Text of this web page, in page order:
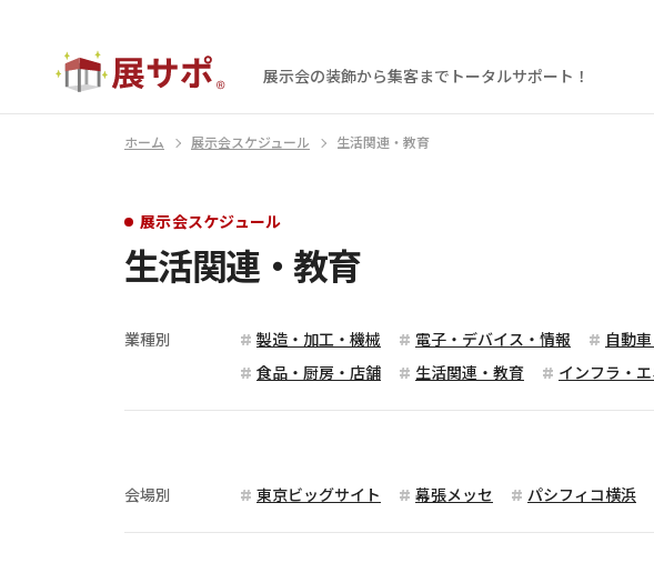
展示会の装飾から集客まで トータルサポート！
ホーム 展示会スケジュール 生活関連・教育
展示会スケジュール
生活関連・教育
業種別 製造・加工・機械 電子・デバイス・情報 自動
食品・厨房・店舗
生活関連・教育 インフラ・
会場別 東京ビッグサイト 幕張メッセ パシフィコ横浜